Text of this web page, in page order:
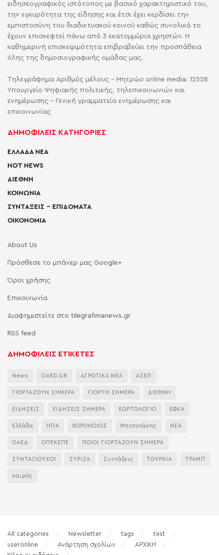
ειδησεογραφικός ιστότοπος με βασικό χαρακτηριστικό του,
την εγκυρότητα της είδησης και έτσι έχει κερδίσει την
εμπιστοσύνη του διαδικτυακού κοινού καθώς συνολικά το
έχουν επισκεφτεί πάνω από 3 εκατομμύρια χρηστών. Η
καθημερινή επισκεψιμότητα επιβραβεύει την προσπάθεια
όλης της δημοσιογραφικής ομάδας μας.
Τηλεγράφημα Αριθμός μέλους - Μητρώο online media: 12528
Υπουργείο Ψηφιακής πολιτικής, τηλεπικοινωνιών και
ενημέρωσης - Γενική γραμματεία ενημέρωσης και
επικοινωνίας
ΔΗΜΟΦΙΛΕΙΣ ΚΑΤΗΓΟΡΙΕΣ
ΕΛΛΑΔΑ ΝΕΑ
HOT NEWS
ΔΙΕΘΝΗ
ΚΟΙΝΩΝΙΑ
ΣΥΝΤΑΞΕΙΣ – ΕΠΙΔΟΜΑΤΑ
ΟΙΚΟΝΟΜΙΑ
About Us
Πρόσθεσε το μπάνερ μας Google+
Όροι χρήσης
Επικοινωνία
Διαφημιστείτε στο tilegrafimanews.gr
RSS feed
ΔΗΜΟΦΙΛΕΙΣ ΕΤΙΚΕΤΕΣ
News OAED.GR ΑΓΡΟΤΙΚΑ ΝΕΑ ΑΣΕΠ
ΓΙΟΡΤΑΖΟΥΝ ΣΗΜΕΡΑ ΓΙΟΡΤΗ ΣΗΜΕΡΑ ΔΙΕΘΝΗ
ΕΙΔΗΣΕΙΣ ΕΙΔΗΣΕΙΣ ΣΗΜΕΡΑ ΕΟΡΤΟΛΟΓΙΟ ΕΦΚΑ
Ελλάδα ΗΠΑ ΚΟΡΟΝΟΙΟΣ Μητσοτάκης ΝΕΑ
ΟΑΕΔ ΟΠΕΚΕΠΕ ΠΟΙΟΙ ΓΙΟΡΤΑΖΟΥΝ ΣΗΜΕΡΑ
ΣΥΝΤΑΞΙΟΥΧΟΙ ΣΥΡΙΖΑ Συντάξεις ΤΟΥΡΚΙΑ ΤΡΑΜΠ
καιρός
All categories Newsletter tags
test
useronline
Ανάρτηση σχολίων
ΑΡΧΙΚΗ